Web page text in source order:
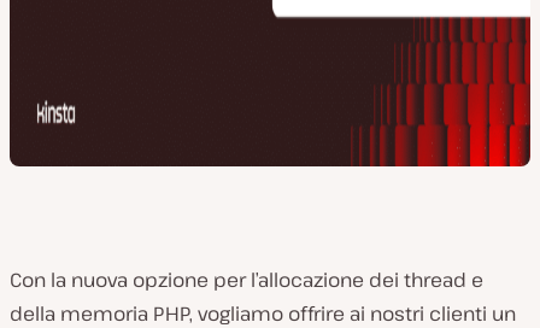
Con la nuova opzione per l’allocazione dei thread e
della memoria PHP, vogliamo offrire ai nostri clienti un